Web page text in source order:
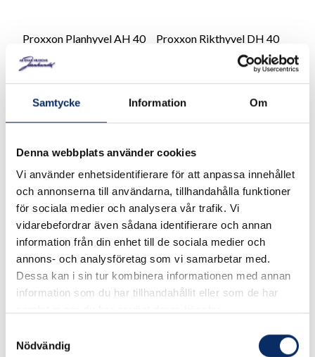
Samtycke Information Om
Denna webbplats använder cookies
Vi använder enhetsidentifierare för att anpassa innehållet
och annonserna till användarna, tillhandahålla funktioner
för sociala medier och analysera vår trafik. Vi
vidarebefordrar även sådana identifierare och annan
information från din enhet till de sociala medier och
annons- och analysföretag som vi samarbetar med.
Dessa kan i sin tur kombinera informationen med annan
information som du har tillhandahållit eller som de har
Nödvändig
Proxxon Planhyvel AH 40
5 590kr
exkl. moms: 4 472kr
Proxxon Rikthyvel DH 40
7 395kr
exkl. moms: 5 916kr
Proxxon Reservkniv till
Proxxon Hyvelstål till